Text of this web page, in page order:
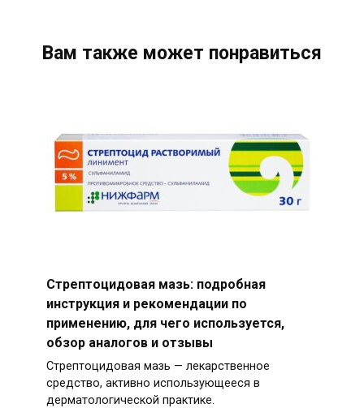
Вам также может понравиться
Стрептоцидовая мазь: подробная
инструкция и рекомендации по
применению, для чего используется,
обзор аналогов и отзывы
Стрептоцидовая мазь — лекарственное
средство, активно использующееся в
дерматологической практике.